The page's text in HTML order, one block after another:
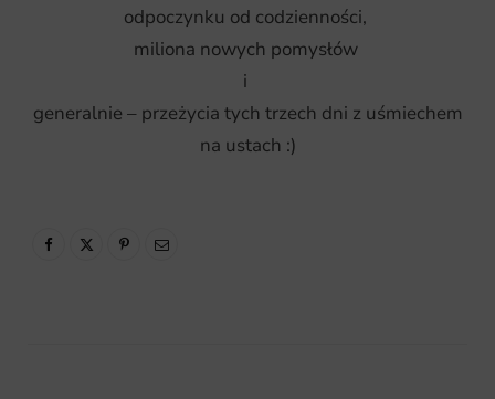
odpoczynku od codzienności,
miliona nowych pomysłów
i
generalnie – przeżycia tych trzech dni z uśmiechem
na ustach :)